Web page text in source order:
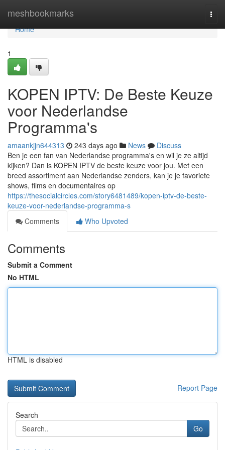
meshbookmarks
Home
Home
1
KOPEN IPTV: De Beste Keuze
voor Nederlandse
Programma's
amaankjjn644313 243 days ago News
Discuss
Ben je een fan van Nederlandse programma's en wil je ze altijd
kijken? Dan is KOPEN IPTV de beste keuze voor jou. Met een
breed assortiment aan Nederlandse zenders, kan je je favoriete
shows, films en documentaires op
https://thesocialcircles.com/story6481489/kopen-iptv-de-beste-
keuze-voor-nederlandse-programma-s
Comments
Who Upvoted
Comments
Submit a Comment
No HTML
HTML is disabled
Report Page
Search
Go